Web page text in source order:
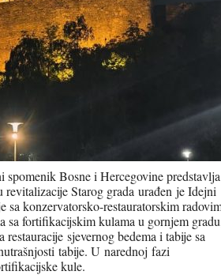
Bosne i Hercegovine predstavlja
Starog grada urađen je Idejni
konzervatorsko-restauratorskim
sa fortifikacijskim kulama u gornjem
sjevernog bedema i tabije sa
tabije. U narednoj fazi
kule.